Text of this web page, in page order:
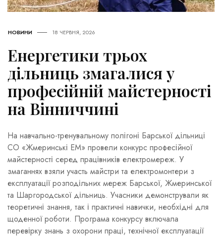
НОВИНИ 18 ЧЕРВНЯ, 2026
Енергетики трьох
дільниць змагалися у
професійній майстерності
на Вінниччині
На навчально-тренувальному полігоні Барської дільниці
СО «Жмеринські ЕМ» провели конкурс професійної
майстерності серед працівників електромереж. У
змаганнях взяли участь майстри та електромонтери з
експлуатації розподільних мереж Барської, Жмеринської
та Шаргородської дільниць. Учасники демонстрували як
теоретичні знання, так і практичні навички, необхідні для
щоденної роботи. Програма конкурсу включала
перевірку знань з охорони праці, технічної експлуатації